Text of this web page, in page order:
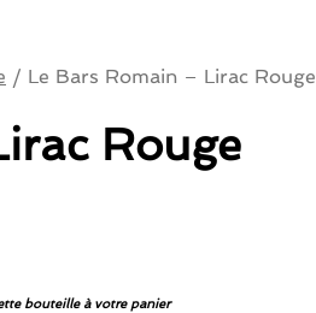
/ Le Bars Romain – Lirac Rouge
Rouge
bouteille à votre panier